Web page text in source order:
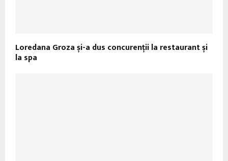
Loredana Groza și-a dus concurenții la restaurant și
la spa